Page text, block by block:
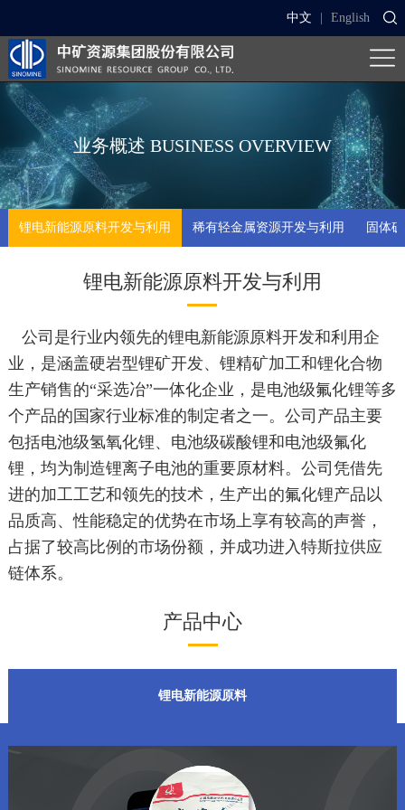
中文 English
业务概述 BUSINESS OVERVIEW
锂电新能源原料开发与利用 稀有轻金属资源开发与利用 固体
锂电新能源原料开发与利用
公司是行业内领先的锂电新能源原料开发和利用企
业，是涵盖硬岩型锂矿开发、锂精矿加工和锂化合物
生产销售的“采选冶”一体化企业，是电池级氟化锂等多
个产品的国家行业标准的制定者之一。公司产品主要
包括电池级氢氧化锂、电池级碳酸锂和电池级氟化
锂，均为制造锂离子电池的重要原材料。公司凭借先
进的加工工艺和领先的技术，生产出的氟化锂产品以
品质高、性能稳定的优势在市场上享有较高的声誉，
占据了较高比例的市场份额，并成功进入特斯拉供应
链体系。
产品中心
锂电新能源原料